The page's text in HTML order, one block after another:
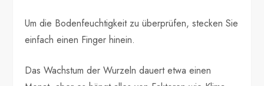
Um die Bodenfeuchtigkeit zu überprüfen, stecken Sie
einfach einen Finger hinein.
Das Wachstum der Wurzeln dauert etwa einen